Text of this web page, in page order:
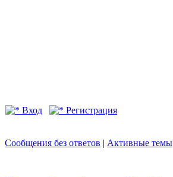
Вход Регистрация
Сообщения без ответов | Активные темы